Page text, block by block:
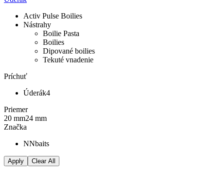
Activ Pulse Boilies
Nástrahy
Boilie Pasta
Boilies
Dipované boilies
Tekuté vnadenie
Príchuť
Úderák4
Priemer
20 mm24 mm
Značka
NNbaits
Apply Clear All